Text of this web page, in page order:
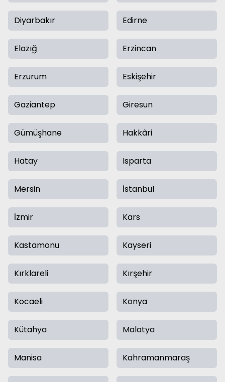
Diyarbakır Edirne
Elazığ Erzincan
Erzurum Eskişehir
Gaziantep Giresun
Gümüşhane Hakkâri
Hatay Isparta
Mersin İstanbul
İzmir Kars
Kastamonu Kayseri
Kırklareli Kırşehir
Kocaeli Konya
Kütahya Malatya
Manisa Kahramanmaraş